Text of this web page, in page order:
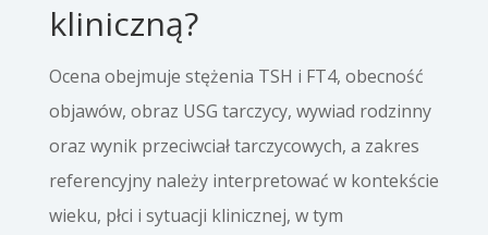
kliniczną?
Ocena obejmuje stężenia TSH i FT4, obecność
objawów, obraz USG tarczycy, wywiad rodzinny
oraz wynik przeciwciał tarczycowych, a zakres
referencyjny należy interpretować w kontekście
wieku, płci i sytuacji klinicznej, w tym